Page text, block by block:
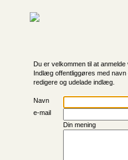
Du er velkommen til at anmelde
Indlæg offentliggøres med navn
redigere og udelade indlæg.
Navn
e-mail
Din mening